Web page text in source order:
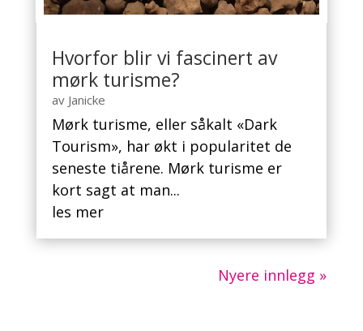
Hvorfor blir vi fascinert av
mørk turisme?
av Janicke
Mørk turisme, eller såkalt «Dark
Tourism», har økt i popularitet de
seneste tiårene. Mørk turisme er
kort sagt at man...
les mer
Nyere innlegg »